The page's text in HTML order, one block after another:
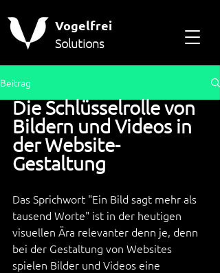
Vogelfrei
Solutions
Beitrag
Die Schlüsselrolle von
Bildern und Videos in
der Website-
Gestaltung
Das Sprichwort "Ein Bild sagt mehr als
tausend Worte" ist in der heutigen
visuellen Ära relevanter denn je, denn
bei der Gestaltung von Websites
spielen Bilder und Videos eine